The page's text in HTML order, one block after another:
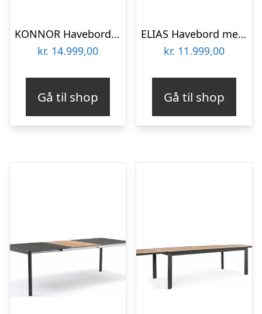
KONNOR Havebord med udtræk i aluminium 200 – 300 x 110 cm – Brun
kr. 14.999,00
Gå til shop
ELIAS Havebord med udtræk i aluminium og polywood 200 – 300 x 95 cm – Charcoal/Teak
kr. 11.999,00
Gå til shop